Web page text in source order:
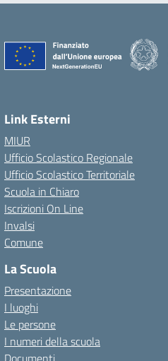
Link Esterni
MIUR
Ufficio Scolastico Regionale
Ufficio Scolastico Territoriale
Scuola in Chiaro
Iscrizioni On Line
Invalsi
Comune
La Scuola
Presentazione
I luoghi
Le persone
I numeri della scuola